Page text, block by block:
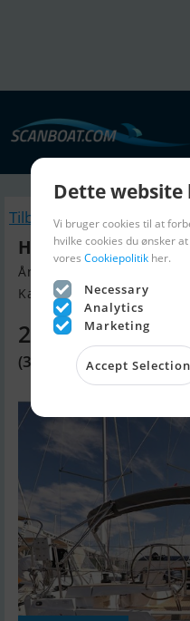
Tilbage
Hanse 460
Årgang 2023, Sejlbåd til
Kastela, Kroatien
2.312.690 DKK
(309.800 EUR)
Dette
Vi bruger cookies til at
hvilke cookies du ønsker
vores Cookiepolitik her.
Necessary
Analytics
Marketing
Accept Selection